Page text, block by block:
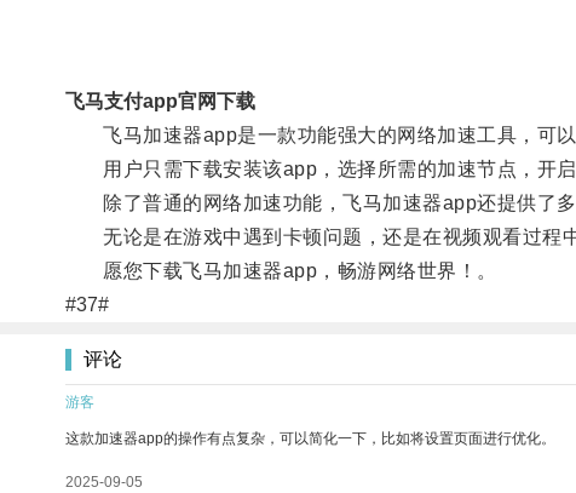
飞马支付app官网下载
飞马加速器app是一款功能强大的网络加速工具，可以
用户只需下载安装该app，选择所需的加速节点，开启
除了普通的网络加速功能，飞马加速器app还提供了多
无论是在游戏中遇到卡顿问题，还是在视频观看过程
愿您下载飞马加速器app，畅游网络世界！。
#37#
评论
游客
这款加速器app的操作有点复杂，可以简化一下，比如将设置页面进行优化。
2025-09-05